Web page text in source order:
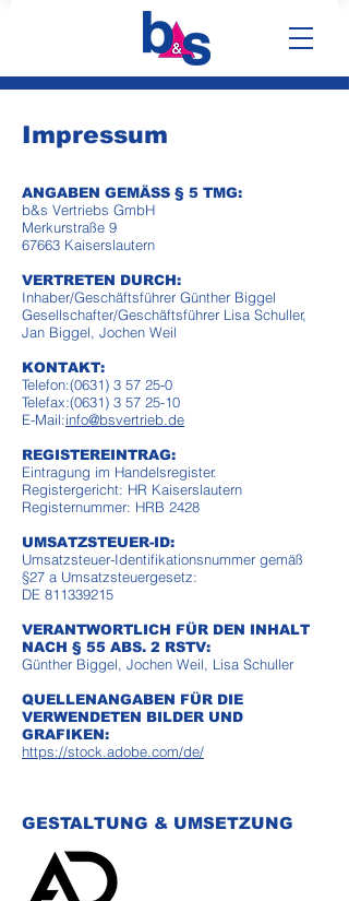
Impressum
ANGABEN GEMÄSS § 5 TMG:
b&s Vertriebs GmbH
Merkurstraße 9
67663 Kaiserslautern
VERTRETEN DURCH:
Inhaber/Geschäftsführer Günther Biggel
Gesellschafter/Geschäftsführer Lisa Schuller,
Jan Biggel, Jochen Weil
KONTAKT:
Telefon:(0631) 3 57 25-0
Telefax:(0631) 3 57 25-10
E-Mail:info@bsvertrieb.de
REGISTEREINTRAG:
Eintragung im Handelsregister.
Registergericht: HR Kaiserslautern
Registernummer: HRB 2428
UMSATZSTEUER-ID:
Umsatzsteuer-Identifikationsnummer gemäß
§27 a Umsatzsteuergesetz:
DE 811339215
VERANTWORTLICH FÜR DEN INHALT
NACH § 55 ABS. 2 RSTV:
Günther Biggel, Jochen Weil, Lisa Schuller
QUELLENANGABEN FÜR DIE
VERWENDETEN BILDER UND
GRAFIKEN:
https://stock.adobe.com/de/
GESTALTUNG & UMSETZUNG